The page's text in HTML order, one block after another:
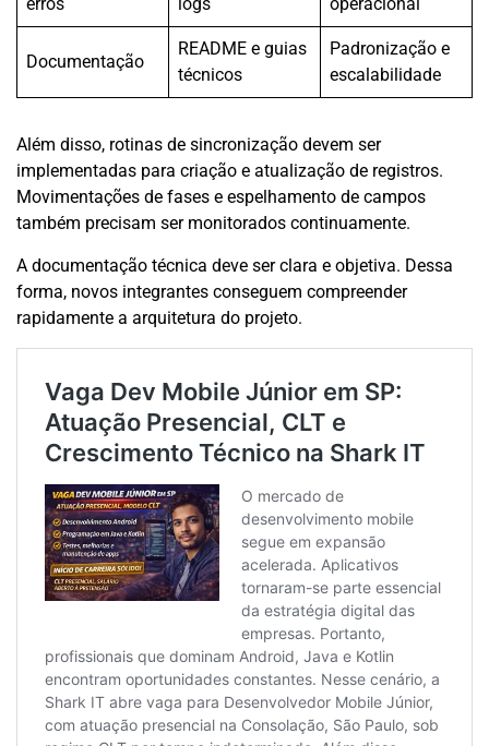
Documentação
README e guias
técnicos
Padronização e
escalabilidade
Além disso, rotinas de sincronização devem ser
implementadas para criação e atualização de registros.
Movimentações de fases e espelhamento de campos
também precisam ser monitorados continuamente.
A documentação técnica deve ser clara e objetiva. Dessa
forma, novos integrantes conseguem compreender
rapidamente a arquitetura do projeto.